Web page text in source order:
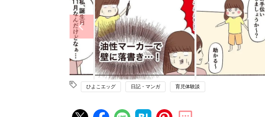
ひよこエッグ 日記・マンガ 育児体験談